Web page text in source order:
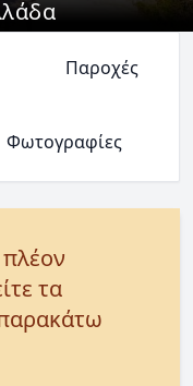
Παροχές
Φωτογραφίες
τα